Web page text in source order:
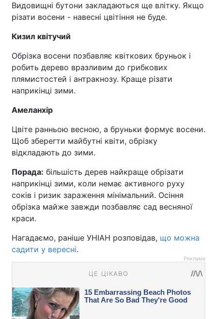
Видовищні бутони закладаються ще влітку. Якщо
різати восени - навесні цвітіння не буде.
Кизил квітучий
Обрізка восени позбавляє квіткових бруньок і
робить дерево вразливим до грибкових
плямистостей і антракнозу. Краще різати
наприкінці зими.
Амеланхір
Цвіте ранньою весною, а бруньки формує восени.
Щоб зберегти майбутні квіти, обрізку
відкладають до зими.
Порада: більшість дерев найкраще обрізати
наприкінці зими, коли немає активного руху
соків і ризик зараження мінімальний. Осіння
обрізка майже завжди позбавляє сад весняної
краси.
Нагадаємо, раніше УНІАН розповідав, що можна
садити у вересні.
Реклама